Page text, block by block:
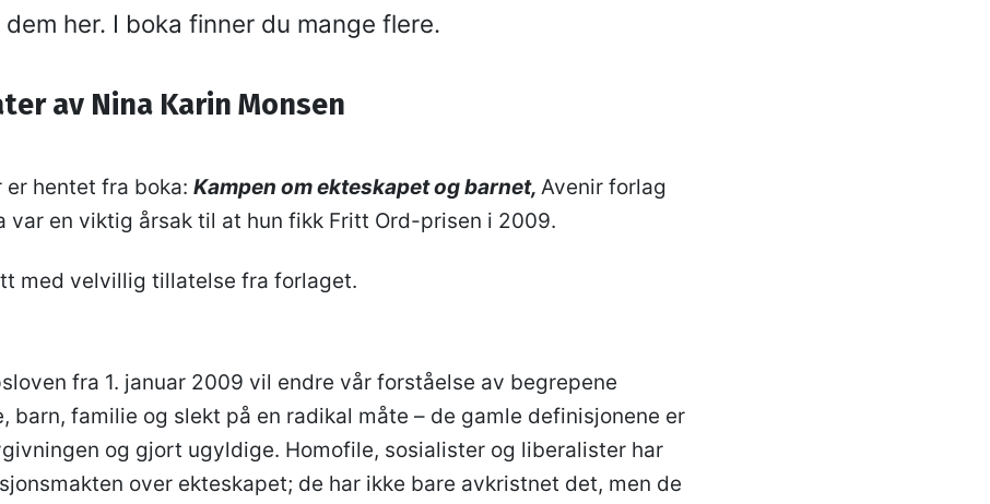
her. I boka finner du mange flere.
av Nina Karin Monsen
hentet fra boka: Kampen om ekteskapet og barnet, Avenir forlag
var en viktig årsak til at hun fikk Fritt Ord-prisen i 2009.
med velvillig tillatelse fra forlaget.
fra 1. januar 2009 vil endre vår forståelse av begrepene
barn, familie og slekt på en radikal måte – de gamle definisjonene er
og gjort ugyldige. Homofile, sosialister og liberalister har
over ekteskapet; de har ikke bare avkristnet det, men de